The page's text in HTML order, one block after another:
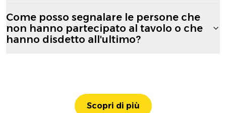
Come posso segnalare le persone che
non hanno partecipato al tavolo o che
hanno disdetto all'ultimo?
Scopri di più